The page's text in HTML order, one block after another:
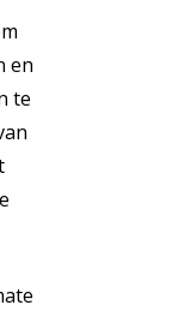
en
te